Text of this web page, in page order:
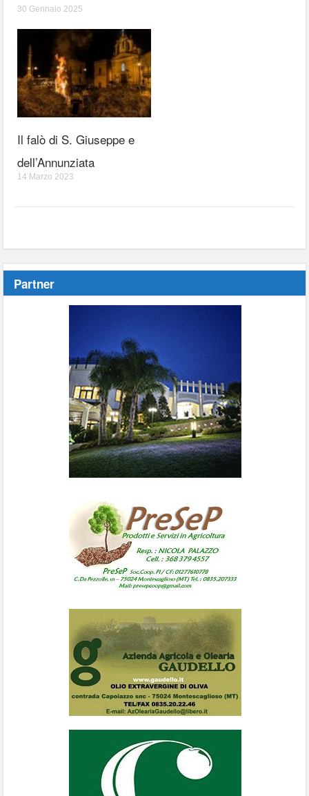
30 Gennaio 2025
Il falò di S. Giuseppe e
dell’Annunziata
14 Marzo 2023
Partner